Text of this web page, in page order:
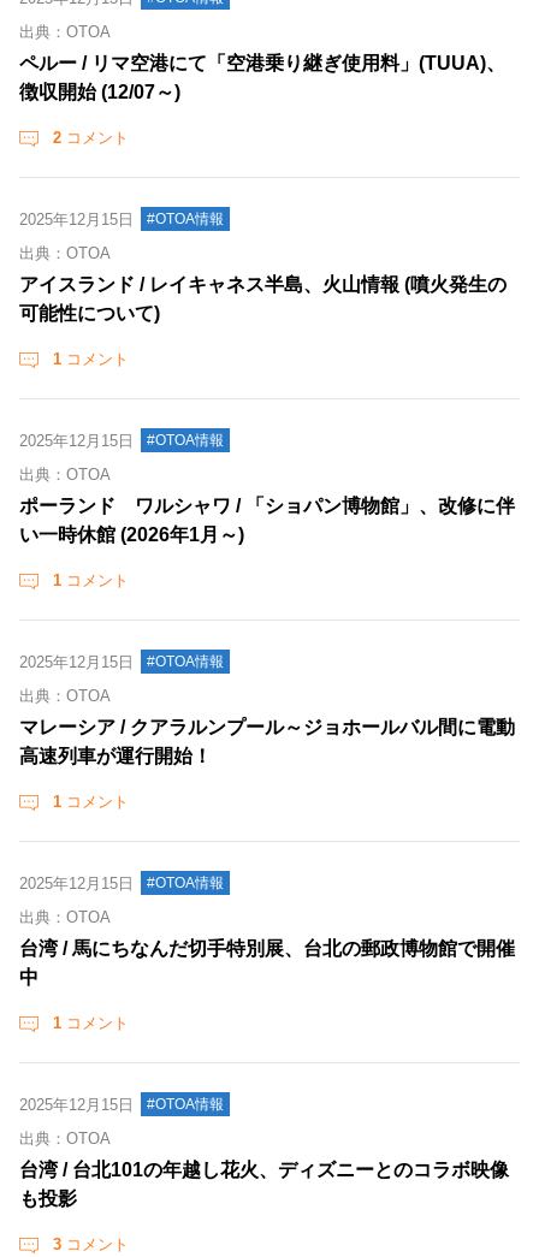
出典：OTOA
ペルー / リマ空港にて「空港乗り継ぎ使用料」(TUUA)、
徴収開始 (12/07～)
2 コメント
2025年12月15日 #OTOA情報
出典：OTOA
アイスランド / レイキャネス半島、火山情報 (噴火発生の
可能性について)
1 コメント
2025年12月15日 #OTOA情報
出典：OTOA
ポーランド ワルシャワ / 「ショパン博物館」、改修に伴
い一時休館 (2026年1月～)
1 コメント
2025年12月15日 #OTOA情報
出典：OTOA
マレーシア / クアラルンプール～ジョホールバル間に電動
高速列車が運行開始！
1 コメント
2025年12月15日 #OTOA情報
出典：OTOA
台湾 / 馬にちなんだ切手特別展、台北の郵政博物館で開催
中
1 コメント
2025年12月15日 #OTOA情報
出典：OTOA
台湾 / 台北101の年越し花火、ディズニーとのコラボ映像
も投影
3 コメント